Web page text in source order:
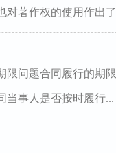
对著作权的使用作出
限问题合同履行的期
当事人是否按时履行...